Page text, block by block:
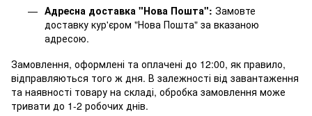
Адресна доставка "Нова Пошта": Замовте
доставку кур'єром "Нова Пошта" за вказаною
адресою.
Замовлення, оформлені та оплачені до 12:00, як правило,
відправляються того ж дня. В залежності від завантаження
та наявності товару на складі, обробка замовлення може
тривати до 1-2 робочих днів.